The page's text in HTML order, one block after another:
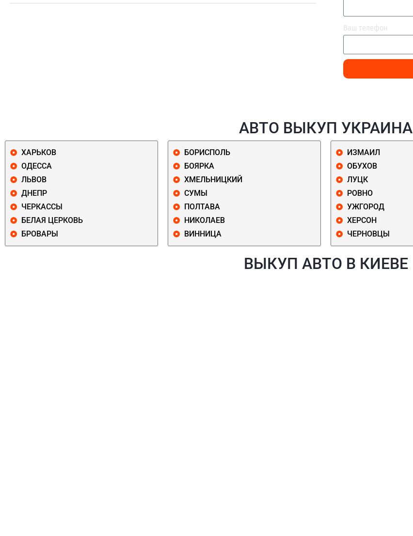
Ваш телефон
АВТО ВЫКУП УКРАИНА
ХАРЬКОВ
ОДЕССА
ЛЬВОВ
ДНЕПР
ЧЕРКАССЫ
БЕЛАЯ ЦЕРКОВЬ
БРОВАРЫ
БОРИСПОЛЬ
БОЯРКА
ХМЕЛЬНИЦКИЙ
СУМЫ
ПОЛТАВА
НИКОЛАЕВ
ВИННИЦА
ИЗМАИЛ
ОБУХОВ
ЛУЦК
РОВНО
УЖГОРОД
ХЕРСОН
ЧЕРНОВЦЫ
ВЫКУП АВТО В КИЕВЕ